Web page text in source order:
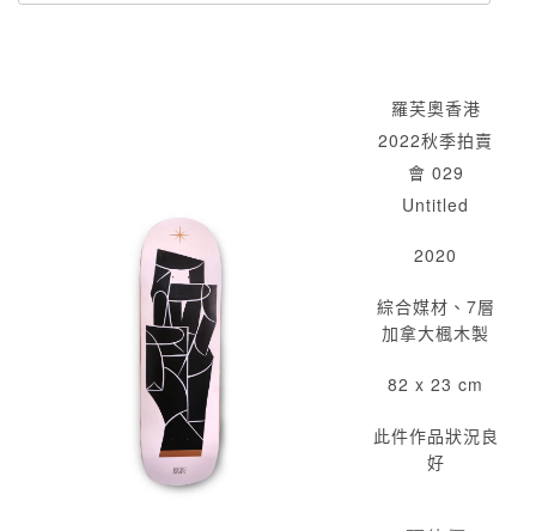
羅芙奧香港
2022秋季拍賣
會 029
Untitled
2020
綜合媒材、7層
加拿大楓木製
82 x 23 cm
此件作品狀況良
好